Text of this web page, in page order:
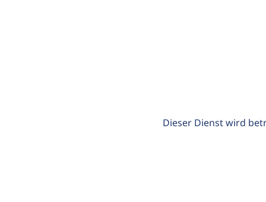
Dieser Dienst wird